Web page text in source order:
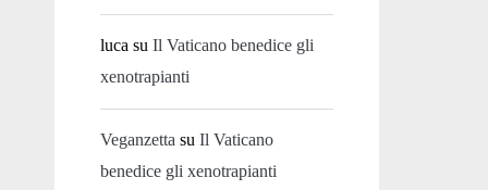
luca suIl Vaticano benedice gli
xenotrapianti
Veganzetta suIl Vaticano
benedice gli xenotrapianti